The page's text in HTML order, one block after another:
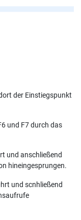
der Einstiegspunkt
und F7 durch das
und anschließend
hineingesprungen.
und scnhließend